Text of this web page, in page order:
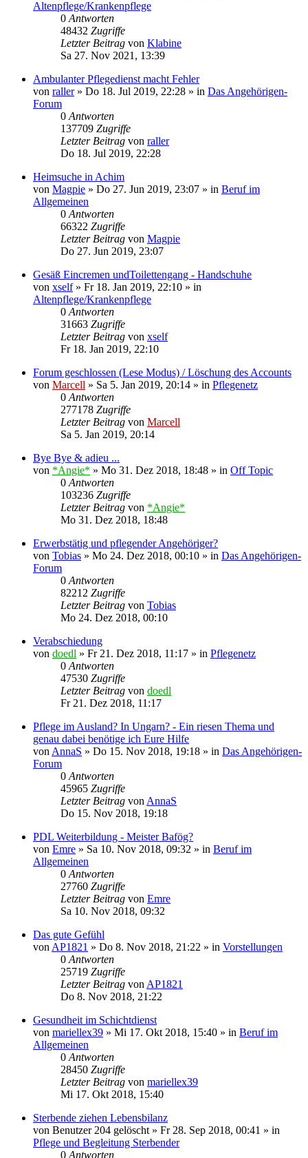
Altenpflege/Krankenpflege
0 Antworten
48432 Zugriffe
Letzter Beitrag von Klabine
Sa 27. Nov 2021, 13:39
Ambulanter Pflegedienst macht Fehler
von raller» Do 18. Jul 2019, 22:28 » in Das Angehörigen-
Forum
0 Antworten
137709 Zugriffe
Letzter Beitrag von raller
Do 18. Jul 2019, 22:28
Heimsuche in Achim
von Magpie » Do 27. Jun 2019, 23:07 » in Beruf im
Allgemeinen
0 Antworten
66322 Zugriffe
Letzter Beitrag von Magpie
Do 27. Jun 2019, 23:07
Gesäß Eincremen undToilettengang - Handschuhe
von xself» Fr 18. Jan 2019, 22:10 » in
Altenpflege/Krankenpflege
0 Antworten
31663 Zugriffe
Letzter Beitrag von xself
Fr 18. Jan 2019, 22:10
Forum geschlossen (Lese Modus) / Löschung des Accounts
von Marcell » Sa 5. Jan 2019, 20:14 » in Pflegenetz
0 Antworten
277178 Zugriffe
Letzter Beitrag von Marcell
Sa 5. Jan 2019, 20:14
Bye Bye & adieu ...
von *Angie* » Mo 31. Dez 2018, 18:48 » in Off Topic
0 Antworten
103236 Zugriffe
Letzter Beitrag von *Angie*
Mo 31. Dez 2018, 18:48
Erwerbstätig und pflegender Angehöriger?
von Tobias » Mo 24. Dez 2018, 00:10 » in Das Angehörigen-
Forum
0 Antworten
82212 Zugriffe
Letzter Beitrag von Tobias
Mo 24. Dez 2018, 00:10
Verabschiedung
von doedl » Fr 21. Dez 2018, 11:17 » in Pflegenetz
0 Antworten
47530 Zugriffe
Letzter Beitrag von doedl
Fr 21. Dez 2018, 11:17
Pflege im Ausland? In Ungarn? - Ein riesen Thema und
genau dabei benötige ich Eure Hilfe
von AnnaS » Do 15. Nov 2018, 19:18 » in Das Angehörigen-
Forum
0 Antworten
45965 Zugriffe
Letzter Beitrag von AnnaS
Do 15. Nov 2018, 19:18
PDL Weiterbildung - Meister Bafög?
von Emre » Sa 10. Nov 2018, 09:32 » in Beruf im
Allgemeinen
0 Antworten
27760 Zugriffe
Letzter Beitrag von Emre
Sa 10. Nov 2018, 09:32
Das gute Gefühl
von AP1821 » Do 8. Nov 2018, 21:22 » in Vorstellungen
0 Antworten
25719 Zugriffe
Letzter Beitrag von AP1821
Do 8. Nov 2018, 21:22
Gesundheit im Schichtdienst
von mariellex39 » Mi 17. Okt 2018, 15:40 » in Beruf im
Allgemeinen
0 Antworten
28450 Zugriffe
Letzter Beitrag von mariellex39
Mi 17. Okt 2018, 15:40
Sterbende ziehen Lebensbilanz
von Benutzer 204 gelöscht » Fr 28. Sep 2018, 00:41 » in
Pflege und Begleitung Sterbender
0 Antworten